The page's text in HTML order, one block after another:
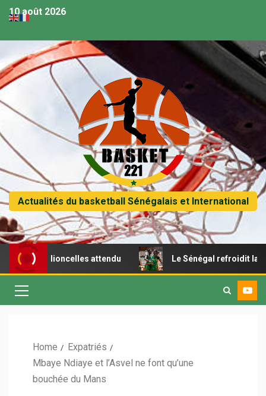
10 août 2026
Actualités du basketball Sénégalais et International
lioncelles attendu Le Sénégal refroidit la Tunisie
Home
Expatriés
Mbaye Ndiaye et l’Asvel ne font qu’une
bouchée du Mans